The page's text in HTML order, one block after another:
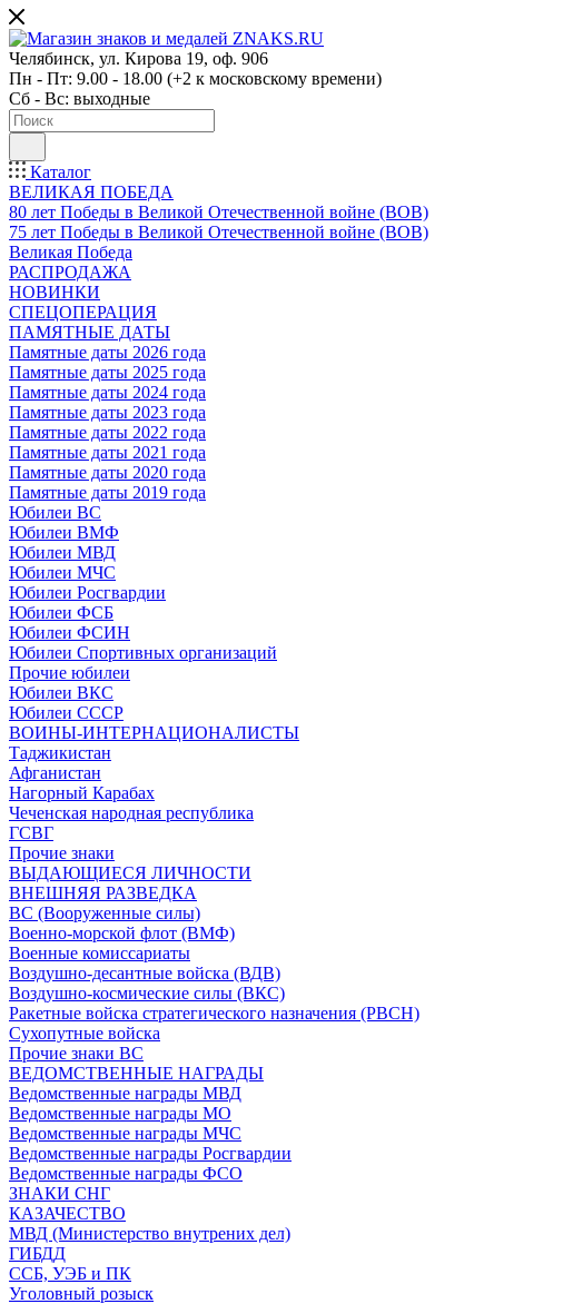
Челябинск, ул. Кирова 19, оф. 906
Пн - Пт: 9.00 - 18.00 (+2 к московскому времени)
Сб - Вс: выходные
Каталог
ВЕЛИКАЯ ПОБЕДА
80 лет Победы в Великой Отечественной войне (ВОВ)
75 лет Победы в Великой Отечественной войне (ВОВ)
Великая Победа
РАСПРОДАЖА
НОВИНКИ
СПЕЦОПЕРАЦИЯ
ПАМЯТНЫЕ ДАТЫ
Памятные даты 2026 года
Памятные даты 2025 года
Памятные даты 2024 года
Памятные даты 2023 года
Памятные даты 2022 года
Памятные даты 2021 года
Памятные даты 2020 года
Памятные даты 2019 года
Юбилеи ВС
Юбилеи ВМФ
Юбилеи МВД
Юбилеи МЧС
Юбилеи Росгвардии
Юбилеи ФСБ
Юбилеи ФСИН
Юбилеи Спортивных организаций
Прочие юбилеи
Юбилеи ВКС
Юбилеи СССР
ВОИНЫ-ИНТЕРНАЦИОНАЛИСТЫ
Таджикистан
Афганистан
Нагорный Карабах
Чеченская народная республика
ГСВГ
Прочие знаки
ВЫДАЮЩИЕСЯ ЛИЧНОСТИ
ВНЕШНЯЯ РАЗВЕДКА
ВС (Вооруженные силы)
Военно-морской флот (ВМФ)
Военные комиссариаты
Воздушно-десантные войска (ВДВ)
Воздушно-космические силы (ВКС)
Ракетные войска стратегического назначения (РВСН)
Сухопутные войска
Прочие знаки ВС
ВЕДОМСТВЕННЫЕ НАГРАДЫ
Ведомственные награды МВД
Ведомственные награды МО
Ведомственные награды МЧС
Ведомственные награды Росгвардии
Ведомственные награды ФСО
ЗНАКИ СНГ
КАЗАЧЕСТВО
МВД (Министерство внутрених дел)
ГИБДД
ССБ, УЭБ и ПК
Уголовный розыск